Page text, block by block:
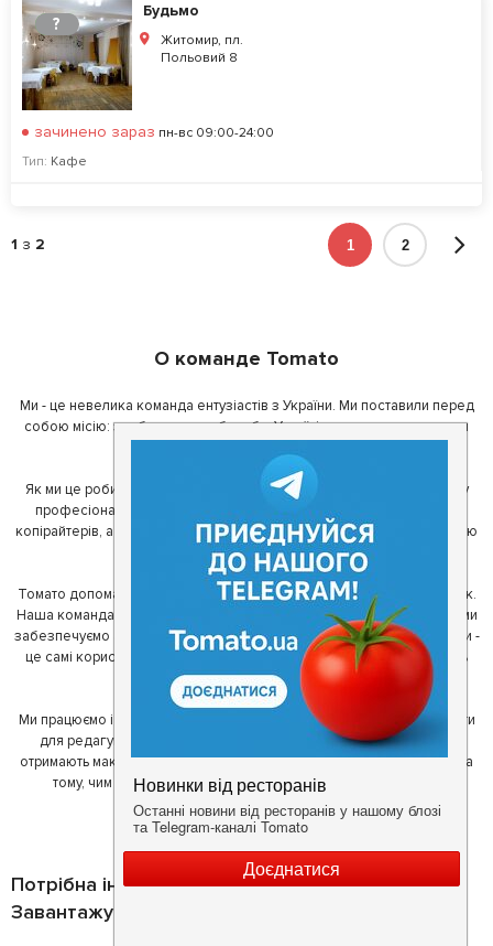
?
Будьмо
Житомир, пл.
Польовий 8
зачинено зараз пн-вс 09:00-24:00
Тип: Кафе
1 з 2 1 2
О команде Tomato
Ми - це невелика команда ентузіастів з України. Ми поставили перед
собою місію: зробити так, щоб де б в Україні ви не знаходилися, ви
Як ми це робимо? Для початку, ми зібрали приголомшливу команду
професіоналів - фахівців з дизайну, програмування, маркетингу,
копірайтерів, а за сумісництвом - любителів гарної їжі. З їх допомогою
ми створили Томато.
Томато допомагає своїм користувачам знайти цікаві місця неподалік.
Наша команда регулярно зв'язується з ресторанами - таким чином ми
забезпечуємо актуальність інформації. Друга частина нашої команди -
це самі користувачі, які діляться своїми враженнями і допомагають
один одному у виборі кращих місць.
Ми працюємо і з ресторанами. Для них ми надаємо зручні інструменти
для редагування інформації про себе - в результаті відвідувачі
отримають максимум інформації, а ресторан зможе зосередитися на
тому, чим він любить займатися більше всього - смачній їжі.
Потрібна інформація про заклад?
Завантажуйте додаток!